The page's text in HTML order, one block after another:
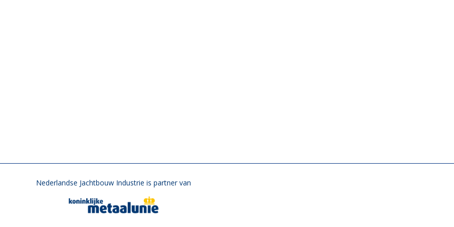
Nederlandse Jachtbouw Industrie is partner van